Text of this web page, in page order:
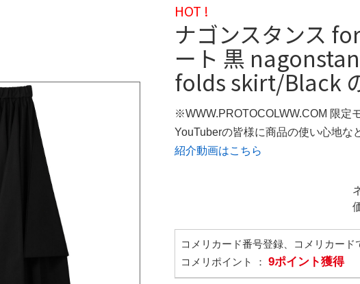
HOT !
ナゴンスタンス
ート 黒
folds skirt/Black
※WWW.PROTOCOLWW.COM 限定
YouTuberの皆様に商品の使い心地な
紹介動画はこちら
コメリカード番号登録、コメリカード
コメリポイント ： 9ポイント獲得